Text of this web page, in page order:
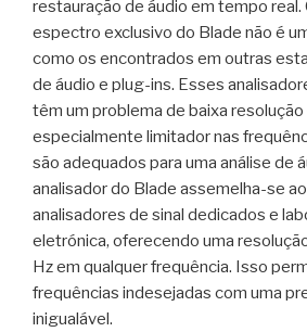
restauração de áudio em tempo real.
espectro exclusivo do Blade não é
como os encontrados em outras
de áudio e plug-ins. Esses
têm um problema de baixa resolução
especialmente limitador nas
são adequados para uma análise de
analisador do Blade assemelha-se
analisadores de sinal dedicados e
eletrónica, oferecendo uma
Hz em qualquer frequência. Isso
frequências indesejadas com uma
inigualável.